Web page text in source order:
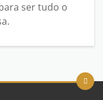
ser tudo o